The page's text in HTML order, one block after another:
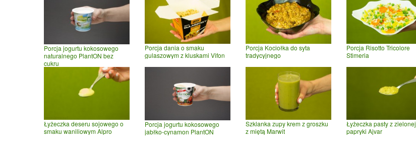
Porcja jogurtu kokosowego
naturalnego PlantON bez
cukru
Porcja dania o smaku
gulaszowym z kluskami Vifon
Porcja Kociołka do syta
tradycyjnego
Porcja Risotto Tricolore
Stimeria
Łyżeczka deseru sojowego o
smaku waniliowym Alpro
Porcja jogurtu kokosowego
jabłko-cynamon PlantON
Szklanka zupy krem z groszku
z miętą Marwit
Łyżeczka pasty z zielonej
papryki Ajvar